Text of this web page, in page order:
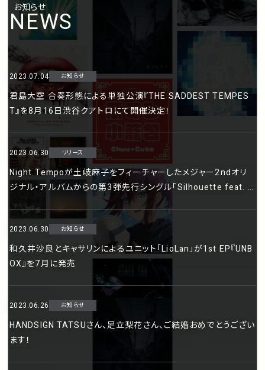
NEWS
お知らせ
2023.07.04 お知らせ
君島大空 合奏形態による単独公演『THE SADDEST TEMPES
T』を8月16日渋谷クアトロにて開催決定！
2023.06.30 リリース
Night Tempoが土岐麻子をフィーチャーしたメジャー2ndオリ
ジナル・アルバムからの第3弾先行シングル「Silhouette feat. A
sako Toki」を7月5日（水）に配信リリースすることが決定！新た
なアーティスト写真も公開！
2023.06.30 お知らせ
和久井沙良とキャサリンによるユニット「LioLan」が1st EP『UNB
OX』を7月に発売
2023.06.26 お知らせ
HANDSIGN TATSUさん、足立梨花さん、ご結婚おめでとうござい
ます！